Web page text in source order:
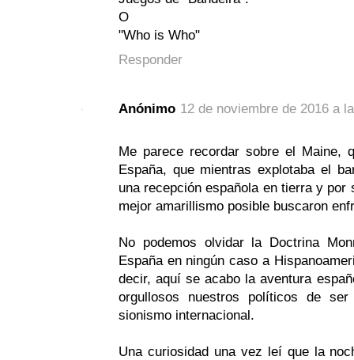
O
"Who is Who"
Responder
Anónimo 12 de noviembre de 2016 a
Me parece recordar sobre el Maine,
España, que mientras explotaba el
una recepción española en tierra y
mejor amarillismo posible buscaron
No podemos olvidar la Doctrina
España en ningún caso a
decir, aquí se acabo la aventura
orgullosos nuestros políticos de
sionismo internacional.
Una curiosidad una vez leí que la